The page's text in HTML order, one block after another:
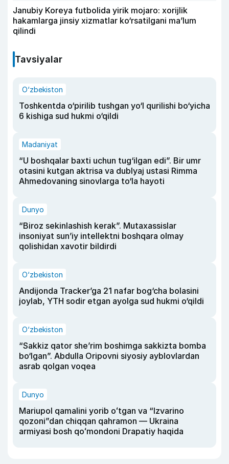
Janubiy Koreya futbolida yirik mojaro: xorijlik
hakamlarga jinsiy xizmatlar ko‘rsatilgani ma’lum
qilindi
Tavsiyalar
O‘zbekiston
Toshkentda o‘pirilib tushgan yo‘l qurilishi bo‘yicha
6 kishiga sud hukmi o‘qildi
Madaniyat
“U boshqalar baxti uchun tug‘ilgan edi”. Bir umr
otasini kutgan aktrisa va dublyaj ustasi Rimma
Ahmedovaning sinovlarga to‘la hayoti
Dunyo
“Biroz sekinlashish kerak”. Mutaxassislar
insoniyat sun’iy intellektni boshqara olmay
qolishidan xavotir bildirdi
O‘zbekiston
Andijonda Tracker’ga 21 nafar bog‘cha bolasini
joylab, YTH sodir etgan ayolga sud hukmi o‘qildi
O‘zbekiston
“Sakkiz qator she’rim boshimga sakkizta bomba
bo‘lgan”. Abdulla Oripovni siyosiy ayblovlardan
asrab qolgan voqea
Dunyo
Mariupol qamalini yorib oʻtgan va “Izvarino
qozoni”dan chiqqan qahramon — Ukraina
armiyasi bosh qoʻmondoni Drapatiy haqida